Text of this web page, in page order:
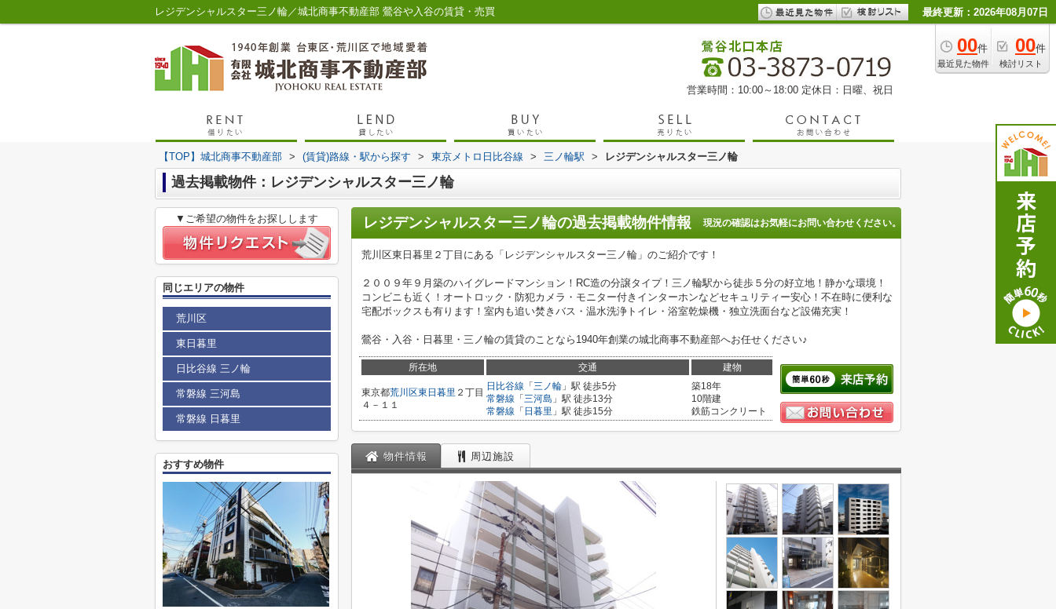
レジデンシャルスター三ノ輪／城北商事不動産部 鶯谷や入谷の賃貸・売買 最終更新：2026年08月07日
00件
最近見た物件
00件
検討リスト
営業時間：10:00～18:00 定休日：日曜、祝日
【TOP】城北商事不動産部 > (賃貸)路線・駅から探す > 東京メトロ日比谷線 > 三ノ輪駅 > レジデンシャルスター三ノ輪
過去掲載物件：レジデンシャルスター三ノ輪
レジデンシャルスター三ノ輪の過去掲載物件情報 現況の確認はお気軽にお問い合わせください。
荒川区東日暮里２丁目にある「レジデンシャルスター三ノ輪」のご紹介です！
２００９年９月築のハイグレードマンション！RC造の分譲タイプ！三ノ輪駅から徒歩５分の好立地！静かな環境！
コンビニも近く！オートロック・防犯カメラ・モニター付きインターホンなどセキュリティー安心！不在時に便利な
宅配ボックスも有ります！室内も追い焚きバス・温水洗浄トイレ・浴室乾燥機・独立洗面台など設備充実！
鶯谷・入谷・日暮里・三ノ輪の賃貸のことなら1940年創業の城北商事不動産部へお任せください♪
所在地 交通 建物
東京都荒川区東日暮里 ２丁目
４－１１
日比谷線 「 三ノ輪 」駅 徒歩5分
常磐線 「 三河島 」駅 徒歩13分
常磐線 「 日暮里 」駅 徒歩15分
築18年
10階建
鉄筋コンクリート
物件情報 周辺施設
▼ご希望の物件をお探しします
同じエリアの物件
荒川区
東日暮里
日比谷線 三ノ輪
常磐線 三河島
常磐線 日暮里
おすすめ物件